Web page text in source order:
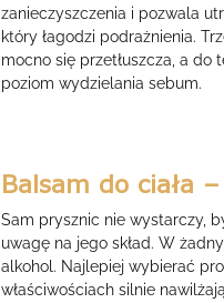
zanieczyszczenia i pozwala
który łagodzi podrażnienia.
mocno się przetłuszcza, a do
poziom wydzielania sebum.
Balsam do ciała
Sam prysznic nie wystarczy,
uwagę na jego skład. W
alkohol. Najlepiej wybierać
właściwościach silnie